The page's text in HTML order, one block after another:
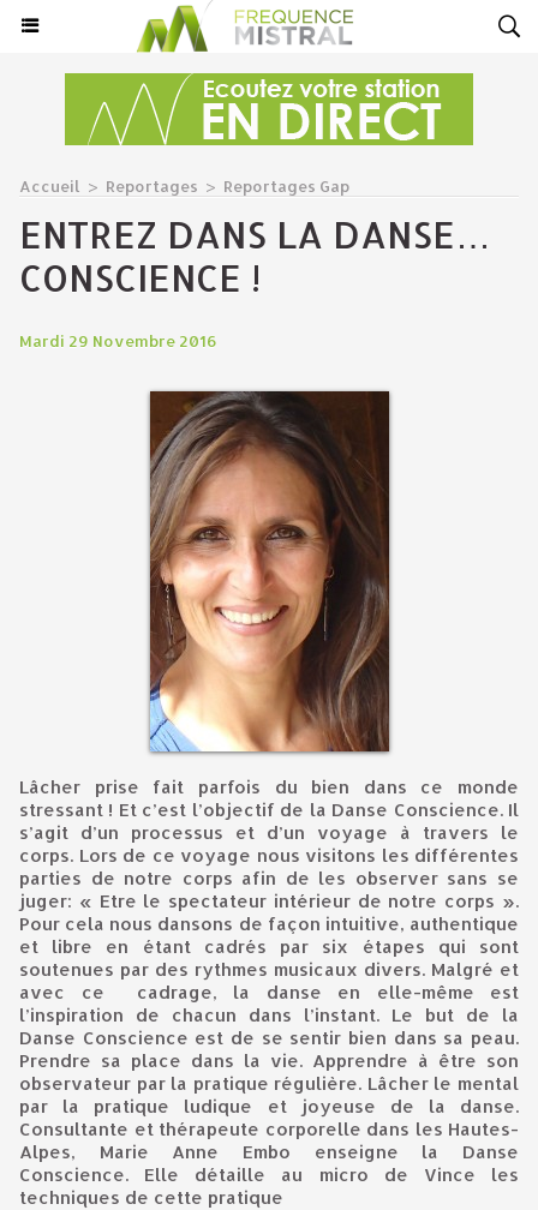
Accueil > Reportages > Reportages Gap
ENTREZ DANS LA DANSE…
CONSCIENCE !
Mardi 29 Novembre 2016
Lâcher prise fait parfois du bien dans ce monde
stressant ! Et c’est l’objectif de la Danse Conscience. Il
s’agit d’un processus et d’un voyage à travers le
corps. Lors de ce voyage nous visitons les différentes
parties de notre corps afin de les observer sans se
juger: « Etre le spectateur intérieur de notre corps ».
Pour cela nous dansons de façon intuitive, authentique
et libre en étant cadrés par six étapes qui sont
soutenues par des rythmes musicaux divers. Malgré et
avec ce cadrage, la danse en elle-même est
l’inspiration de chacun dans l’instant. Le but de la
Danse Conscience est de se sentir bien dans sa peau.
Prendre sa place dans la vie. Apprendre à être son
observateur par la pratique régulière. Lâcher le mental
par la pratique ludique et joyeuse de la danse.
Consultante et thérapeute corporelle dans les Hautes-
Alpes, Marie Anne Embo enseigne la Danse
Conscience. Elle détaille au micro de Vince les
techniques de cette pratique